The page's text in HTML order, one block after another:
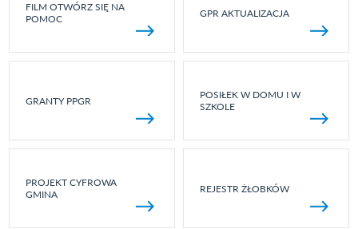
FILM OTWÓRZ SIĘ NA
POMOC
GPR AKTUALIZACJA
GRANTY PPGR
POSIŁEK W DOMU I W
SZKOLE
PROJEKT CYFROWA
GMINA
REJESTR ŻŁOBKÓW